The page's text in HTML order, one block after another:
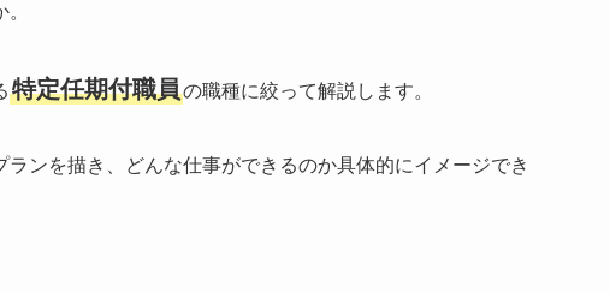
特定任期付職員の職種に絞って解説します。
ンを描き、どんな仕事ができるのか具体的にイメージでき